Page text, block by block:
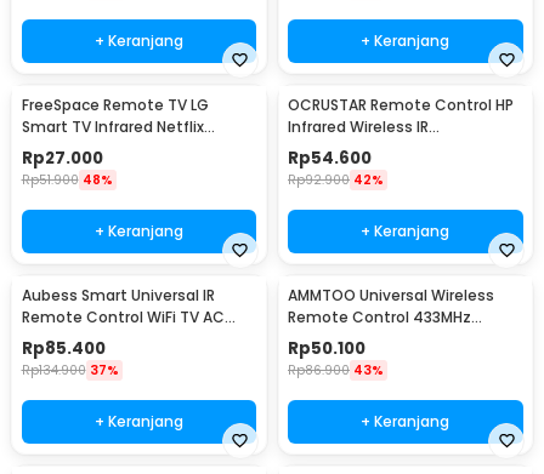
+ Keranjang + Keranjang
FreeSpace Remote TV LG
Smart TV Infrared Netflix
Button with Scroll - AKB75
Rp27.000
Rp51.900 48%
+ Keranjang
OCRUSTAR Remote Control HP
Infrared Wireless IR
Transmitter USB Type C -
EKX4S-T
Rp54.600
Rp92.900 42%
+ Keranjang
Aubess Smart Universal IR
Remote Control WiFi TV AC
Tuya App - A2
Rp85.400
Rp134.900 37%
+ Keranjang
AMMTOO Universal Wireless
Remote Control 433MHz
Remot Kontrol 2 PCS - YL-
AC02A
Rp50.100
Rp86.900 43%
+ Keranjang